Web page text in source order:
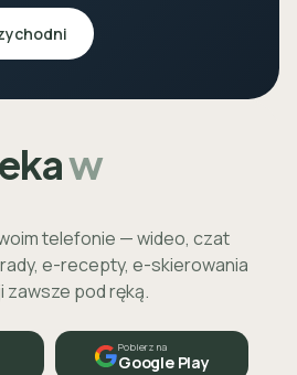
w
telefonie — wideo, czat
e-recepty, e-skierowania
zawsze pod ręką.
Pobierz na
Google Play